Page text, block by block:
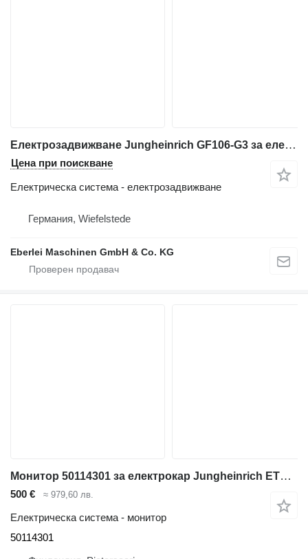
Електрозадвижване Jungheinrich GF106-G3 за електрокар
Цена при поискване
Електрическа система - електрозадвижване
Германия, Wiefelstede
Eberlei Maschinen GmbH & Co. KG
Монитор 50114301 за електрокар Jungheinrich ETV 110
500 € ≈ 979,60 лв.
Електрическа система - монитор
50114301